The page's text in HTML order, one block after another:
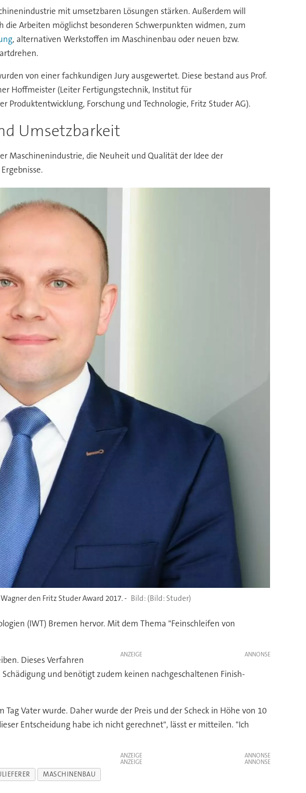
mit umsetzbaren Lösungen stärken. Außerdem will
Arbeiten möglichst besonderen Schwerpunkten widmen, zum
, alternativen Werkstoffen im Maschinenbau oder neuen bzw.
von einer fachkundigen Jury ausgewertet. Diese bestand aus Prof.
Hoffmeister (Leiter Fertigungstechnik, Institut für
Produktentwicklung, Forschung und Technologie, Fritz Studer AG).
Umsetzbarkeit
Maschinenindustrie, die Neuheit und Qualität der Idee der
den Fritz Studer Award 2017. - (Bild: Studer)
(IWT) Bremen hervor. Mit dem Thema "Feinschleifen von
ANZEIGE
Dieses Verfahren
und benötigt zudem keinen nachgeschaltenen Finish-
Vater wurde. Daher wurde der Preis und der Scheck in Höhe von 10
Entscheidung habe ich nicht gerechnet", lässt er mitteilen. "Ich
ANZEIGE
ANZEIGE
MASCHINENBAU